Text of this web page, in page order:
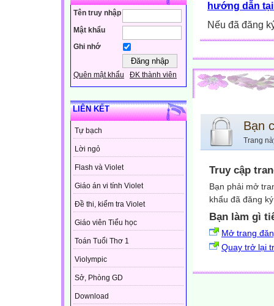
Tên truy nhập
Mật khẩu
Ghi nhớ
Quên mật khẩu ĐK thành viên
LIÊN KẾT
Tự bạch
Lời ngỏ
Flash và Violet
Giáo án vi tính Violet
Đề thi, kiểm tra Violet
Giáo viên Tiểu học
Toán Tuổi Thơ 1
Violympic
Sở, Phòng GD
Download
hướng dẫn
Nếu đã đăng
Bạn
Trang
Truy cập
Bạn phải mở
khẩu đã đăng
Bạn làm gì
Mở trang
Quay trở lại